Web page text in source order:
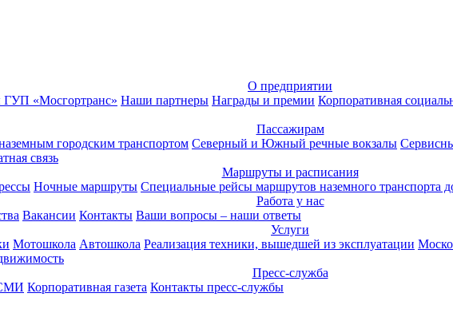
О предприятии
ГУП «Мосгортранс» Наши партнеры Награды и премии Корпоративная
Пассажирам
городским транспортом Северный и Южный речные вокзалы
связь
Маршруты и расписания
Ночные маршруты Специальные рейсы маршрутов наземного транспорта
Работа у нас
Вакансии Контакты Ваши вопросы – наши ответы
Услуги
Мотошкола Автошкола Реализация техники, вышедшей из эксплуатации
Пресс-служба
Корпоративная газета Контакты пресс-службы